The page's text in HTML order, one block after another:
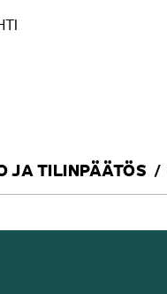
JA TILINPÄÄTÖS